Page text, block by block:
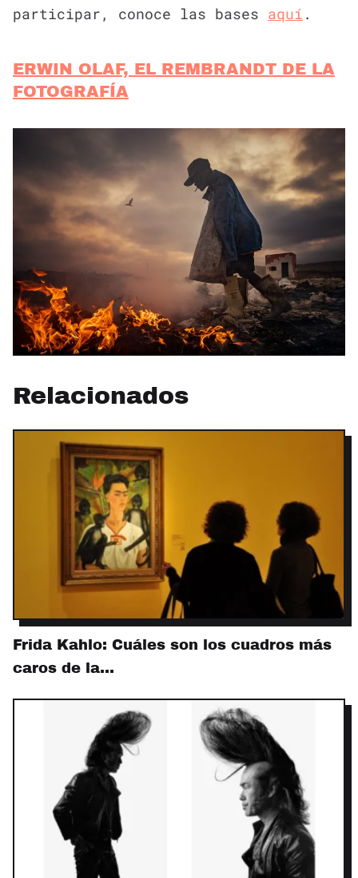
participar, conoce las bases aquí .
ERWIN OLAF, EL REMBRANDT DE LA
FOTOGRAFÍA
Relacionados
Frida Kahlo: Cuáles son los cuadros más
caros de la…